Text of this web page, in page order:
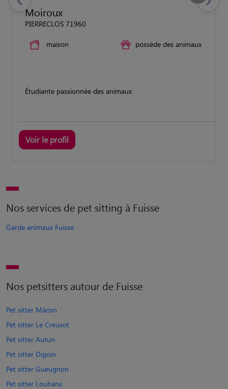
Moiroux
PIERRECLOS 71960
maison possède des animaux
Étudiante passionnée des animaux
Voir le profil
previous Suivant
Nos services de pet sitting à Fuisse
Garde animaux Fuisse
Nos petsitters autour de Fuisse
Pet sitter Mâcon
Pet sitter Le Creusot
Pet sitter Autun
Pet sitter Digoin
Pet sitter Gueugnon
Pet sitter Louhans